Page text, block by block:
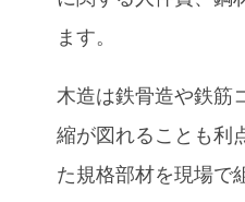
ます。
木造は鉄骨造や鉄筋
縮が図れることも利
た規格部材を現場で